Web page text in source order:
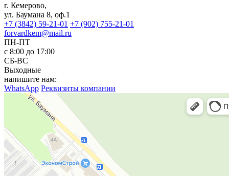
г. Кемерово,
ул. Баумана 8, оф.1
+7 (3842) 59-21-01 +7 (902) 755-21-01
forvardkem@mail.ru
ПН-ПТ
с 8:00 до 17:00
СБ-ВС
Выходные
напишите нам:
WhatsApp Реквизиты компании